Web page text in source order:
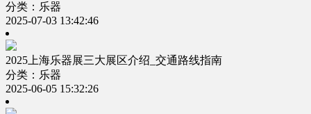
分类：乐器
2025-07-03 13:42:46
2025上海乐器展三大展区介绍_交通路线指南
分类：乐器
2025-06-05 15:32:26